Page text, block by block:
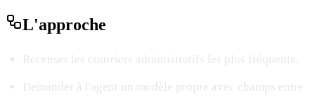
L'approche
Recenser les courriers administratifs les plus fréquents.
Demander à l'agent un modèle propre avec champs entre